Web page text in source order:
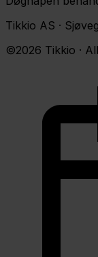
Tikkio AS ·
©2026 Tikkio ·